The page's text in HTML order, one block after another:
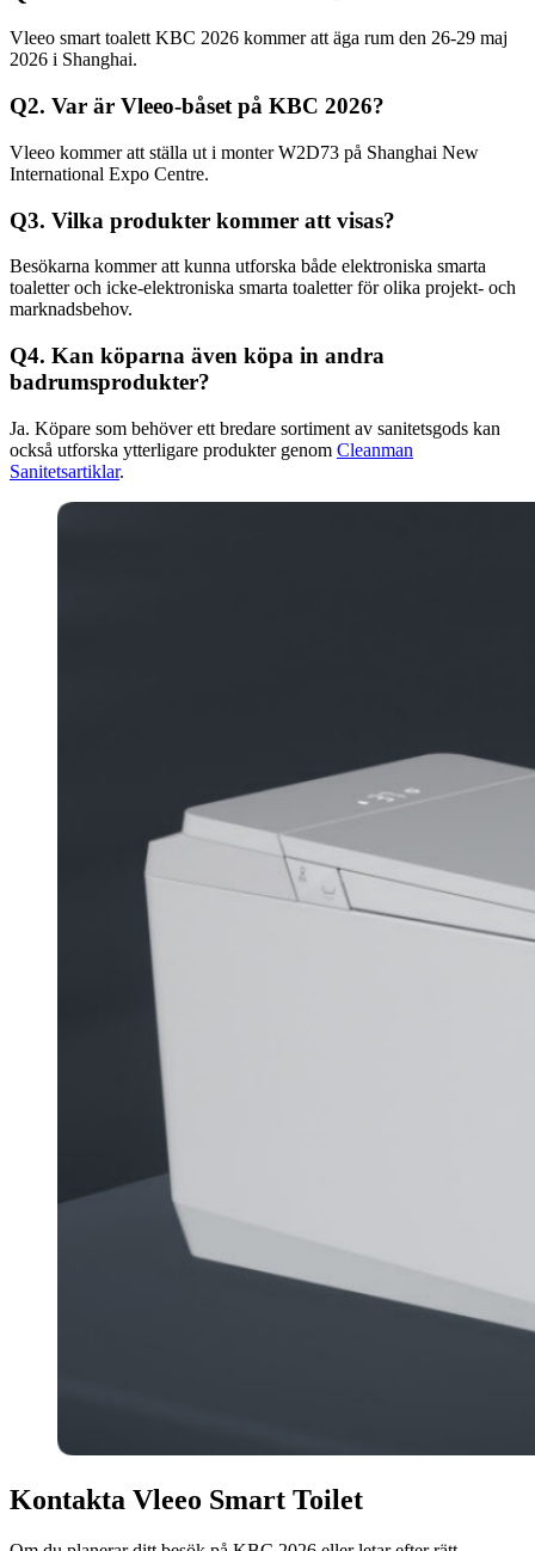
Vleeo smart toalett KBC 2026 kommer att äga rum den 26-29 maj
2026 i Shanghai.
Q2. Var är Vleeo-båset på KBC 2026?
Vleeo kommer att ställa ut i monter W2D73 på Shanghai New
International Expo Centre.
Q3. Vilka produkter kommer att visas?
Besökarna kommer att kunna utforska både elektroniska smarta
toaletter och icke-elektroniska smarta toaletter för olika projekt- och
marknadsbehov.
Q4. Kan köparna även köpa in andra
badrumsprodukter?
Ja. Köpare som behöver ett bredare sortiment av sanitetsgods kan
också utforska ytterligare produkter genom Cleanman
Sanitetsartiklar.
Kontakta Vleeo Smart Toilet